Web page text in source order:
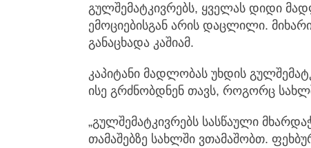
გულშემატკივრებს, ყველას დიდი
ემოციებისგან არის დაცლილი.
განაცხადა კაშიამ.
კაპიტანი მადლობას უხდის
ისე გრძნობდნენ თავს, როგორც
„გულშემატკივრებს სასწაული
თამაშებზე სახლში ვთამაშობთ.